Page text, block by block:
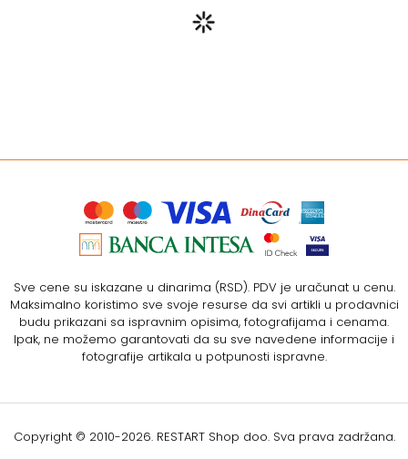
Sve cene su iskazane u dinarima (RSD). PDV je uračunat u cenu.
Maksimalno koristimo sve svoje resurse da svi artikli u prodavnici
budu prikazani sa ispravnim opisima, fotografijama i cenama.
Ipak, ne možemo garantovati da su sve navedene informacije i
fotografije artikala u potpunosti ispravne.
Copyright © 2010-2026. RESTART Shop doo. Sva prava zadržana.